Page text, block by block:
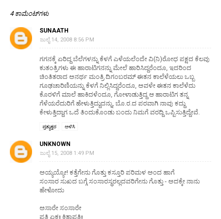
4 ಕಾಮೆಂಟ್‌ಗಳು
SUNAATH
ಜುಲೈ 14, 2008 8:56 PM
ಗಗನಕ್ಕೆ ಏರಿದ್ದ ಬೆಲೆಗಳನ್ನು ಕೆಳಗೆ ಎಳೆಯಲೆಂದೇ ವಿ(ನಿ)ರೋಧ ಪಕ್ಷದ ಕೆಲವು
ಕುತಂತ್ರಿಗಳು ಈ ಹಾರಾಟಿಗನನ್ನು ಮೇಲೆ ಹಾರಿಸಿದ್ದರೆಂದೂ, ಇದರಿಂದ
ಚಿಂತಿತರಾದ ಅನರ್ಥ ಮಂತ್ರಿ ದಿಗಂಬರಮ್ ಈತನ ಕಾಲೆಳೆಯಲು ಒಬ್ಬ
ಗೂಢಚಾರಿಣಿಯನ್ನು ಕೆಳಗೆ ನಿಲ್ಲಿಸಿದ್ದರೆಂದೂ, ಅವಳೇ ಈತನ ಕಾಲೆಳೆದು
ಕೊರಳಿಗೆ ಮಾಲೆ ಹಾಕಿದಳೆಂದೂ, ಗೋಳಾಡುತ್ತಿದ್ದ ಆ ಹಾರಾಟಿಗ ತನ್ನ
ಗೆಳೆಯರೆದುರಿಗೆ ಹೇಳುತ್ತಿದ್ದುದನ್ನು, ಬೊ.ರ.ದ ಪರವಾಗಿ ನಾವು ಕದ್ದು
ಕೇಳುತ್ತಿದ್ದಾಗ ಒದೆ ತಿಂದುಕೊಂಡು ಬಂದು ನಿಮಗೆ ವರದ್ದಿ ಒಪ್ಪಿಸುತ್ತಿದ್ದೇವೆ.
ಪ್ರತ್ಯುತ್ತರ ಅಳಿಸಿ
UNKNOWN
ಜುಲೈ 15, 2008 1:49 PM
ಅಯ್ಯಯ್ಯೋ! ಕತ್ತೆಗೇನು ಗೊತ್ತು ಕಸ್ತೂರಿ ಪರಿಮಳ ಅಂದ ಹಾಗೆ
ಸಂಸಾರ ಸುಖದ ಬಗ್ಗೆ ಸಂಸಾರಸ್ಥರಲ್ಲದವರಿಗೇನು ಗೊತ್ತು - ಅದಕ್ಕೇ ನಾನು
ಹೇಳೋದು
ಅಸಾರೇ ಸಂಸಾರೇ
ಪತಿ ಏಕಃ ಕಿತಾಪತಿಃ